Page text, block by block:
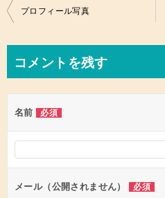
投
ビ
ゲ
ー
シ
ン
プロフィール写真
コメントを残す
名前 必須
メール（公開されません） 必須